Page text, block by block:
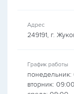
Адрес
249191, г.
График работы
вторник: